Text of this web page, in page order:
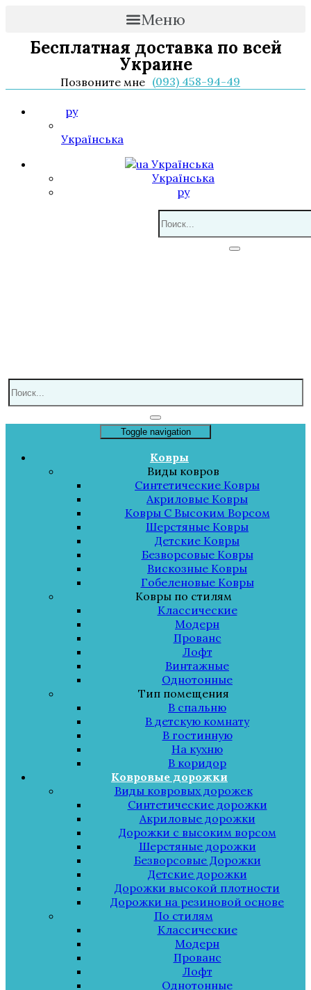
Меню
Бесплатная доставка по всей
Украине
Позвоните мне (093) 458-94-49
ру
Українська
Українська
Українська
ру
Toggle navigation
Ковры
Виды ковров
Синтетические Ковры
Акриловые Ковры
Ковры С Высоким Ворсом
Шерстяные Ковры
Детские Ковры
Безворсовые Ковры
Вискозные Ковры
Гобеленовые Ковры
Ковры по стилям
Классические
Модерн
Прованс
Лофт
Винтажные
Однотонные
Тип помещения
В спальню
В детскую комнату
В гостинную
На кухню
В коридор
Ковровые дорожки
Виды ковровых дорожек
Синтетические дорожки
Акриловые дорожки
Дорожки с высоким ворсом
Шерстяные дорожки
Безворсовые Дорожки
Детские дорожки
Дорожки высокой плотности
Дорожки на резиновой основе
По стилям
Классические
Модерн
Прованс
Лофт
Однотонные